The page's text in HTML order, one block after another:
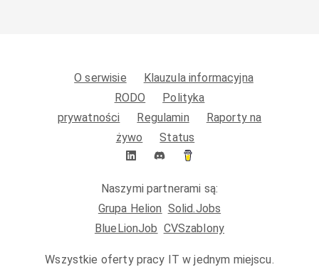
O serwisie
Klauzula informacyjna
RODO
Polityka
prywatności
Regulamin
Raporty na
żywo
Status
Naszymi partnerami są:
Grupa Helion Solid.Jobs
BlueLionJob CVSzablony
Wszystkie oferty pracy IT w jednym miejscu.